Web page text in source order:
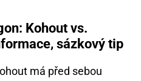
Kohout vs.
sázkový tip
má před sebou